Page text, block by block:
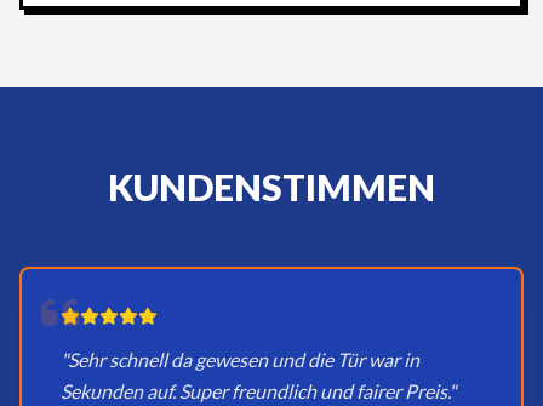
KUNDENSTIMMEN
"Sehr schnell da gewesen und die Tür war in
Sekunden auf. Super freundlich und fairer Preis."